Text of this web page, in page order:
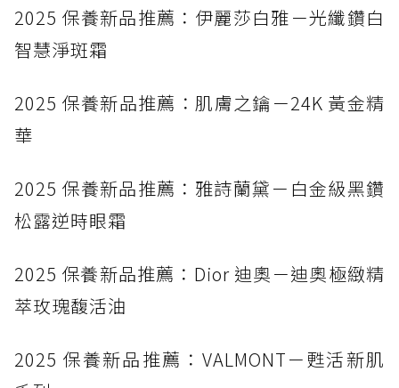
2025 保養新品推薦：VALMONT－甦活新肌系
列
2025 保養新品推薦：伊麗莎白雅－光纖鑽白
智慧淨斑霜
2025 保養新品推薦：肌膚之鑰－24K 黃金精
華
2025 保養新品推薦：雅詩蘭黛－白金級黑鑽
松露逆時眼霜
2025 保養新品推薦：Dior 迪奧－迪奧極緻精
萃玫瑰馥活油
2025 保養新品推薦：VALMONT－甦活新肌